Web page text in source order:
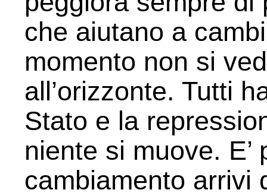
che aiutano a
momento non si
all’orizzonte. Tutti
Stato e la
niente si muove.
cambiamento arrivi